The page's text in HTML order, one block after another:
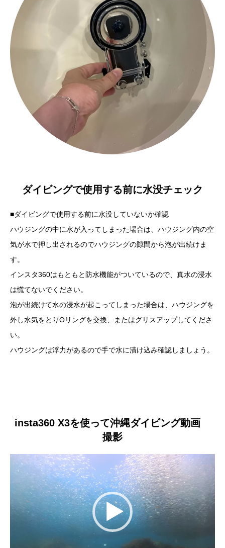
ダイビングで使用する前に水没チェック
■ダイビングで使用する前に水没していないか確認
ハウジングの中に水が入ってしまった場合は、ハウジング内の空
気が水で押し出されるのでハウジングの隙間から泡が出続けま
す。
インスタ360はもともと防水機能がついているので、真水の浸水
は慌てないでください。
泡が出続けて水の浸水が起こってしまった場合は、ハウジングを
外し水気をとりOリングを交換、またはグリスアップしてくださ
い。
ハウジングは浮力があるので手で水に漬け込み確認しましょう。
insta360 X3を使って沖縄ダイビング動画
撮影